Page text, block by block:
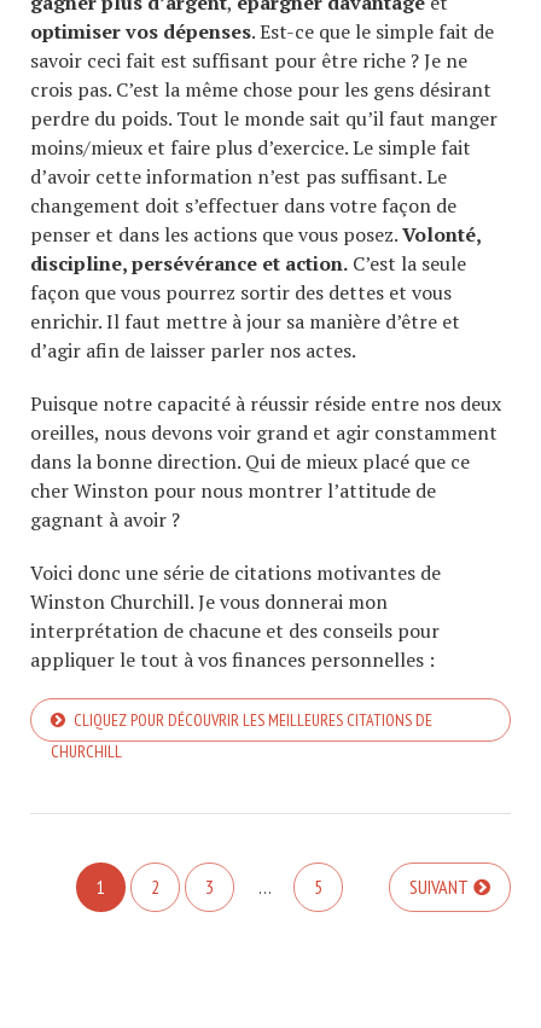
optimiser vos dépenses. Est-ce que le simple fait de
savoir ceci fait est suffisant pour être riche ? Je ne
crois pas. C’est la même chose pour les gens désirant
perdre du poids. Tout le monde sait qu’il faut manger
moins/mieux et faire plus d’exercice. Le simple fait
d’avoir cette information n’est pas suffisant. Le
changement doit s’effectuer dans votre façon de
penser et dans les actions que vous posez.Volonté,
discipline, persévérance et action. C’est la seule
façon que vous pourrez sortir des dettes et vous
enrichir. Il faut mettre à jour sa manière d’être et
d’agir afin de laisser parler nos actes.
Puisque notre capacité à réussir réside entre nos deux
oreilles, nous devons voir grand et agir constamment
dans la bonne direction. Qui de mieux placé que ce
cher Winston pour nous montrer l’attitude de
gagnant à avoir ?
Voici donc une série de citations motivantes de
Winston Churchill. Je vous donnerai mon
interprétation de chacune et des conseils pour
appliquer le tout à vos finances personnelles :
CLIQUEZ POUR DÉCOUVRIR LES MEILLEURES CITATIONS DE
CHURCHILL
1 2 3 … 5 SUIVANT